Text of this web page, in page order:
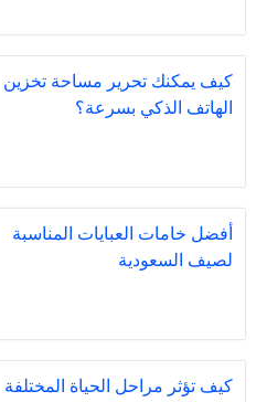
كيف يمكنك تحرير مساحة تخزين
الهاتف الذكي بسرعة؟
أفضل خامات العبايات المناسبة
لصيف السعودية
كيف تؤثر مراحل الحياة المختلفة